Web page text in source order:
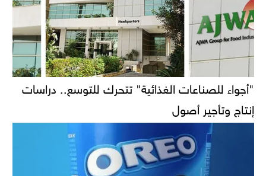
"أجواء للصناعات الغذائية" تتحرك للتوسع.. دراسات
إنتاج وتأجير أصول